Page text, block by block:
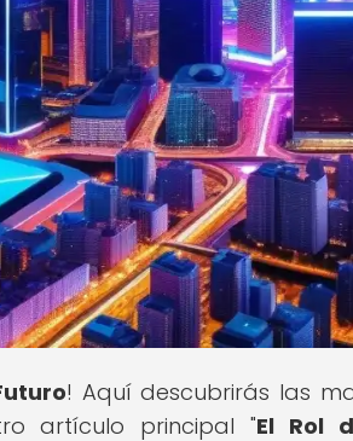
! Aquí descubrirás las
artículo principal "El Rol